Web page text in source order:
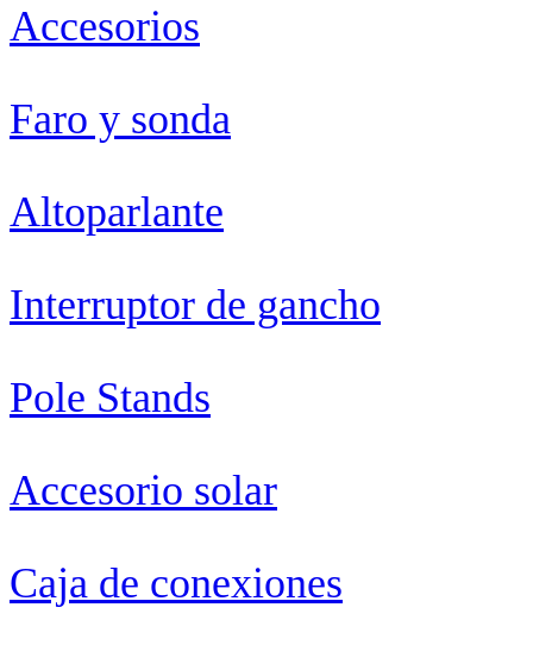
Accesorios
Faro y sonda
Altoparlante
Interruptor de gancho
Pole Stands
Accesorio solar
Caja de conexiones